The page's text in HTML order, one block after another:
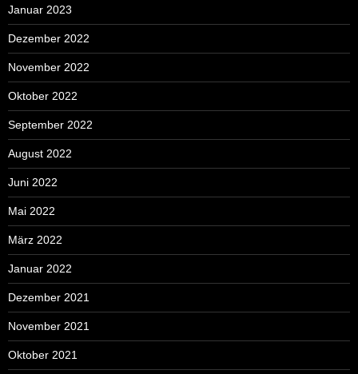
Januar 2023
Dezember 2022
November 2022
Oktober 2022
September 2022
August 2022
Juni 2022
Mai 2022
März 2022
Januar 2022
Dezember 2021
November 2021
Oktober 2021